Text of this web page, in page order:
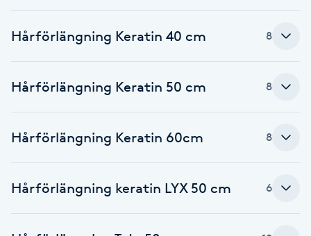
D
Damklippning
Dermapen
Enzympeeling
Hårförlängning Keratin 40 cm 8
Hårförlängning Keratin 50 cm 8
Hårförlängning Keratin 60cm 8
Hårförlängning keratin LYX 50 cm 6